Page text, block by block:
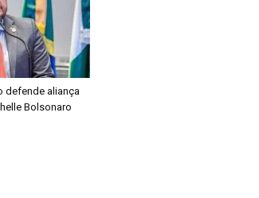
defende aliança
Bolsonaro